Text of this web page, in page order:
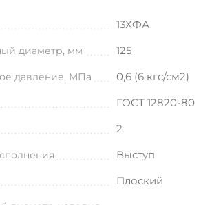
13ХФА
диаметр, мм 125
давление, МПа 0,6 (6 кгс/см2)
ГОСТ 12820-80
2
Выступ
Плоский